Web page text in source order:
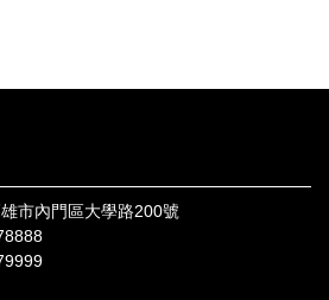
內門區大學路200號